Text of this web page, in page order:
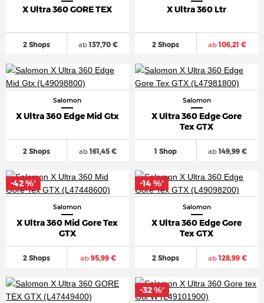
X Ultra 360 GORE TEX
2 Shops ab137,70 €
X Ultra 360 Ltr
2 Shops ab106,21 €
Salomon
X Ultra 360 Edge Mid Gtx
2 Shops ab161,45 €
Salomon
X Ultra 360 Edge Gore
Tex GTX
1 Shop ab149,99 €
Salomon
X Ultra 360 Mid Gore Tex
GTX
2 Shops ab95,99 €
-42 %*
Salomon
X Ultra 360 Edge Gore
Tex GTX
2 Shops ab128,99 €
-14 %*
-32 %*